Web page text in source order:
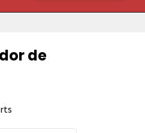
de